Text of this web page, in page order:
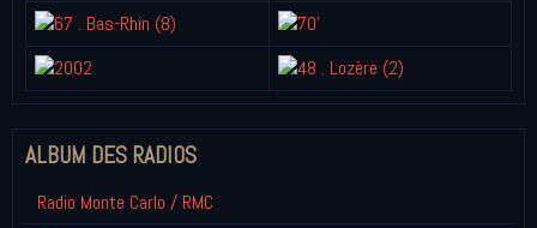
ALBUM DES RADIOS
Radio Monte Carlo / RMC